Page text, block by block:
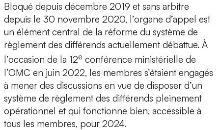
Bloqué depuis décembre 2019 et sans arbitre
depuis le 30 novembre 2020, l’organe d’appel est
un élément central de la réforme du système de
règlement des différends actuellement débattue. À
l’occasion de la 12e conférence ministérielle de
l’OMC en juin 2022, les membres s’étaient engagés
à mener des discussions en vue de disposer d’un
système de règlement des différends pleinement
opérationnel et qui fonctionne bien, accessible à
tous les membres, pour 2024.